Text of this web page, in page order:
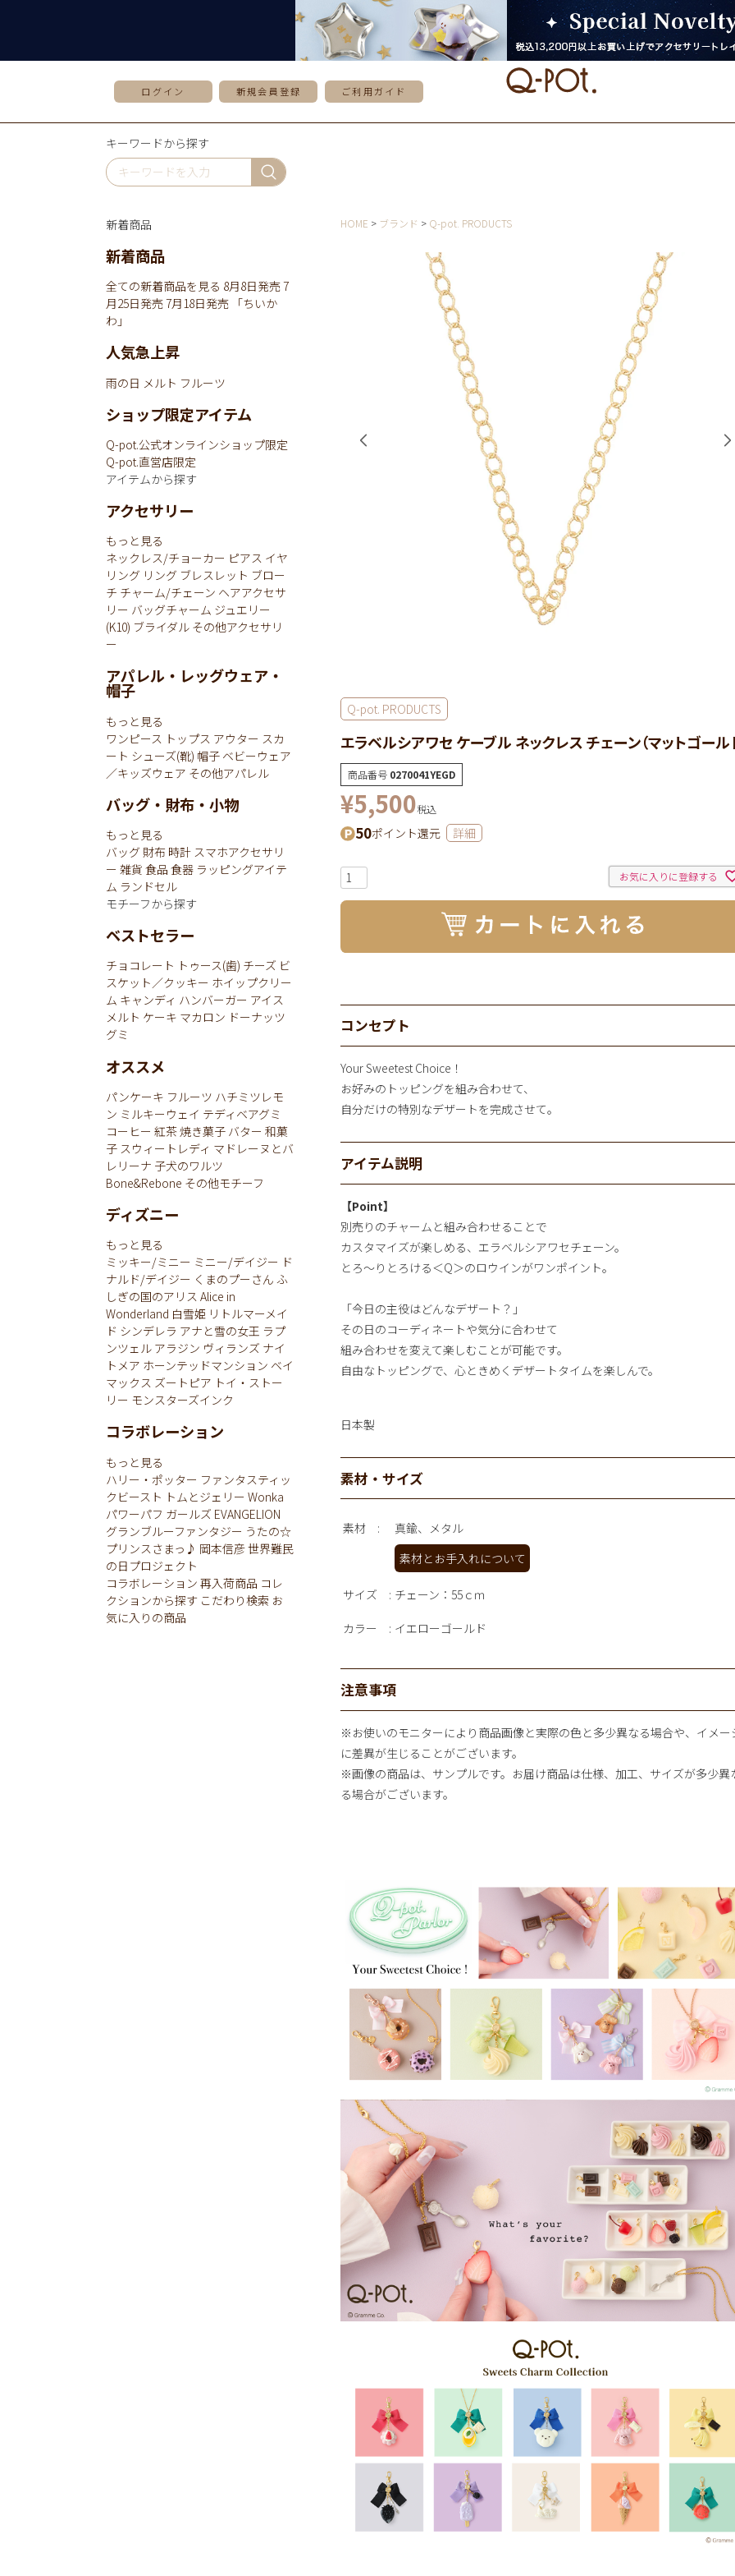
ログイン 新規会員登録 ご利用ガイド
キーワードから探す
HOME ブランド Q-pot. PRODUCTS
Q-pot. PRODUCTS
エラベルシアワセ ケーブル ネックレス チェーン（マットゴール
商品番号 0270041YEGD
¥5,500税込
50ポイント還元 詳細
お気に入りに登録する
コンセプト
Your Sweetest Choice！
お好みのトッピングを組み合わせて、
自分だけの特別なデザートを完成させて。
アイテム説明
【Point】
別売りのチャームと組み合わせることで
カスタマイズが楽しめる、エラベルシアワセチェーン。
とろ～りとろける＜Q＞のロウインがワンポイント。
「今日の主役はどんなデザート？」
その日のコーディネートや気分に合わせて
組み合わせを変えて楽しむことが可能です。
自由なトッピングで、心ときめくデザートタイムを楽しんで。
日本製
素材・サイズ
素材
真鍮、メタル
素材とお手入れについて
サイズ チェーン：55ｃｍ
カラー イエローゴールド
注意事項
※お使いのモニターにより商品画像と実際の色と多少異なる場合や、イメー
に差異が生じることがございます。
※画像の商品は、サンプルです。お届け商品は仕様、加工、サイズが多少異
る場合がございます。
新着商品
新着商品
全ての新着商品を見る 8月8日発売7
月25日発売7月18日発売 「ちいか
わ」
人気急上昇
雨の日 メルト フルーツ
ショップ限定アイテム
Q-pot.公式オンラインショップ限定
Q-pot.直営店限定
アイテムから探す
アクセサリー
もっと見る
ネックレス/チョーカー ピアス イヤ
リング リング ブレスレット ブロー
チ チャーム/チェーン ヘアアクセサ
リー バッグチャーム ジュエリー
(K10) ブライダル その他アクセサリ
ー
アパレル・レッグウェア・
帽子
もっと見る
ワンピース トップス アウター スカ
ート シューズ(靴) 帽子 ベビーウェア
／キッズウェア その他アパレル
バッグ・財布・小物
もっと見る
バッグ 財布 時計 スマホアクセサリ
ー 雑貨 食品 食器 ラッピングアイテ
ム ランドセル
モチーフから探す
ベストセラー
チョコレート トゥース(歯) チーズ ビ
スケット／クッキー ホイップクリー
ム キャンディ ハンバーガー アイス
メルト ケーキ マカロン ドーナッツ
グミ
オススメ
パンケーキ フルーツ ハチミツレモ
ン ミルキーウェイ テディベアグミ
コーヒー 紅茶焼き菓子 バター 和菓
子 スウィートレディ マドレーヌとバ
レリーナ 子犬のワルツ
Bone&Rebone その他モチーフ
ディズニー
もっと見る
ミッキー/ミニー ミニー/デイジー ド
ナルド/デイジー くまのプーさん ふ
しぎの国のアリス Alice in
Wonderland 白雪姫 リトルマーメイ
ド シンデレラ アナと雪の女王 ラプ
ンツェル アラジン ヴィランズ ナイ
トメア ホーンテッドマンション ベイ
マックス ズートピア トイ・ストー
リー モンスターズインク
コラボレーション
もっと見る
ハリー・ポッター ファンタスティッ
クビースト トムとジェリー Wonka
パワーパフ ガールズ EVANGELION
グランブルーファンタジー うたの☆
プリンスさまっ♪ 岡本信彦世界難民
の日プロジェクト
コラボレーション 再入荷商品 コレ
クションから探す こだわり検索 お
気に入りの商品